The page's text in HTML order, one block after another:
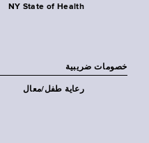
NY State of Health
خصومات ضريبية
رعاية طفل/معال